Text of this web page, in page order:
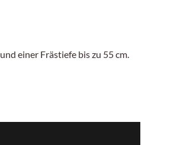
und einer Frästiefe bis zu 55 cm.